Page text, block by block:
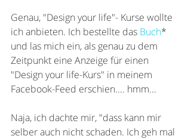
Genau, "Design your life"- Kurse wollte
ich anbieten. Ich bestellte das Buch*
und las mich ein, als genau zu dem
Zeitpunkt eine Anzeige für einen
"Design your life-Kurs" in meinem
Facebook-Feed erschien.... hmm...
Naja, ich dachte mir, "dass kann mir
selber auch nicht schaden. Ich geh mal